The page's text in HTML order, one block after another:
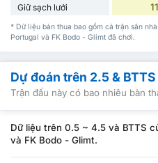
Giữ sạch lưới
* Dữ liệu bàn thua bao gồm cả trận sân
Portugal và FK Bodo - Glimt đã chơi.
Dự đoán trên 2.5 & BTTS
Trận đấu này có bao nhiêu bàn
Dữ liệu trên 0.5 ~ 4.5 và BTTS
và FK Bodo - Glimt.